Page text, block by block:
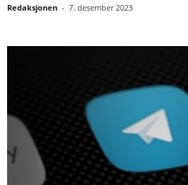
Redaksjonen - 7. desember 2023